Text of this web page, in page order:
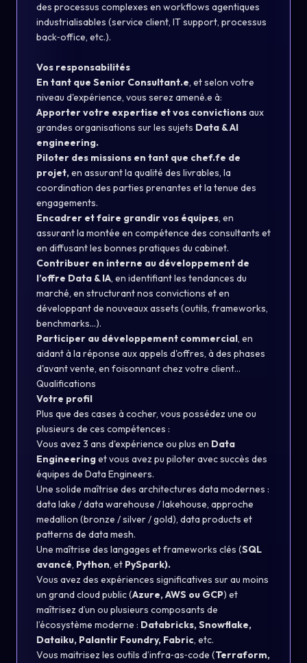
des processus complexes en workflows agentiques
industrialisables (service client, IT support, processus
back‑office, etc.).
Vos responsabilités
En tant que Senior Consultant.e, et selon votre
niveau d'expérience, vous serez amené.e à:
Apporter votre expertise et vos convictionsaux
grandes organisations sur les sujets Data & AI
engineering.
Piloter des missions en tant que chef.fe de
projet,en assurant la qualité des livrables, la
coordination des parties prenantes et la tenue des
engagements.
Encadrer et faire grandir vos équipes, en
assurant la montée en compétence des consultants et
en diffusant les bonnes pratiques du cabinet.
Contribuer en interne au développement de
l’offre Data & IA, en identifiant les tendances du
marché, en structurant nos convictions et en
développant de nouveaux assets (outils, frameworks,
benchmarks…).
Participer au développement commercial, en
aidant à la réponse aux appels d'offres, à des phases
d'avant vente, en foisonnant chez votre client...
Qualifications
Votre profil
Plus que des cases à cocher, vous possédez une ou
plusieurs de ces compétences :
Vous avez 3 ans d'expérience ou plus en Data
Engineeringet vous avez pu piloter avec succès des
équipes de Data Engineers.
Une solide maîtrise des architectures data modernes :
data lake / data warehouse / lakehouse, approche
medallion (bronze / silver / gold), data products et
patterns de data mesh.
Une maîtrise des langages et frameworks clés (SQL
avancé, Python, et PySpark).
Vous avez des expériences significatives sur au moins
un grand cloud public (Azure, AWS ou GCP) et
maîtrisez d’un ou plusieurs composants de
l’écosystème moderne : Databricks, Snowflake,
Dataiku, Palantir Foundry, Fabric, etc.
Vous maitrisez les outils d’infra‑as‑code (Terraform,